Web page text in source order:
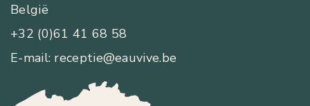
België
+32 (0)61 41 68 58
E-mail: receptie@eauvive.be